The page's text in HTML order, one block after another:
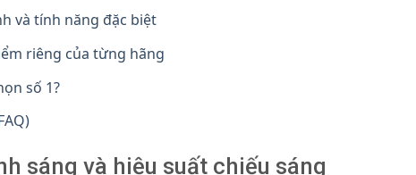
và tính năng đặc biệt
riêng của từng hãng
số 1?
sáng và hiệu suất chiếu sáng